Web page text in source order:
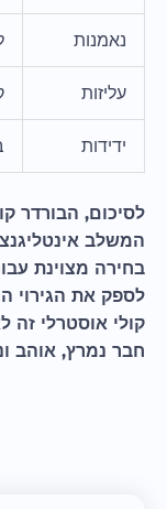
נאמנות
עליזות
ידידות
לסיכום, הבורדר
המשלב
בחירה מצוינת
לספק את הגירוי
קולי אוסטרלי
חבר נמרץ, אוהב